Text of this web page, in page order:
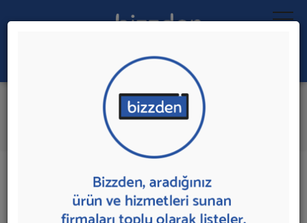
Ara:
Moda E-ticaret Sitesi
İlk 1 Firmaya Mesaj Gönder